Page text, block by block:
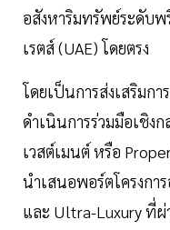
อสังหาริมทรัพย์ระดับ
เรตส์ (UAE) โดยตรง
โดยเป็นการส่งเสริมก
ดำเนินการร่วมมือเชิ
เวสต์เมนต์ หรือ
นำเสนอพอร์ตโครงกา
และ Ultra-Luxury ที่ผ่